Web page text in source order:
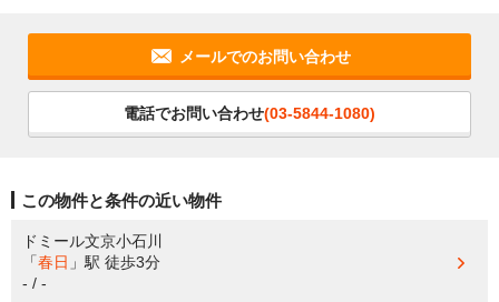
メールでのお問い合わせ
電話でお問い合わせ(03-5844-1080)
この物件と条件の近い物件
ドミール文京小石川
「春日 」駅 徒歩3分
- / -